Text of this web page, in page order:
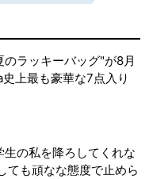
ラッキーバッグ"が8月
上最も豪華な7点入り
の私を降ろしてくれな
ても頑なな態度で止めら